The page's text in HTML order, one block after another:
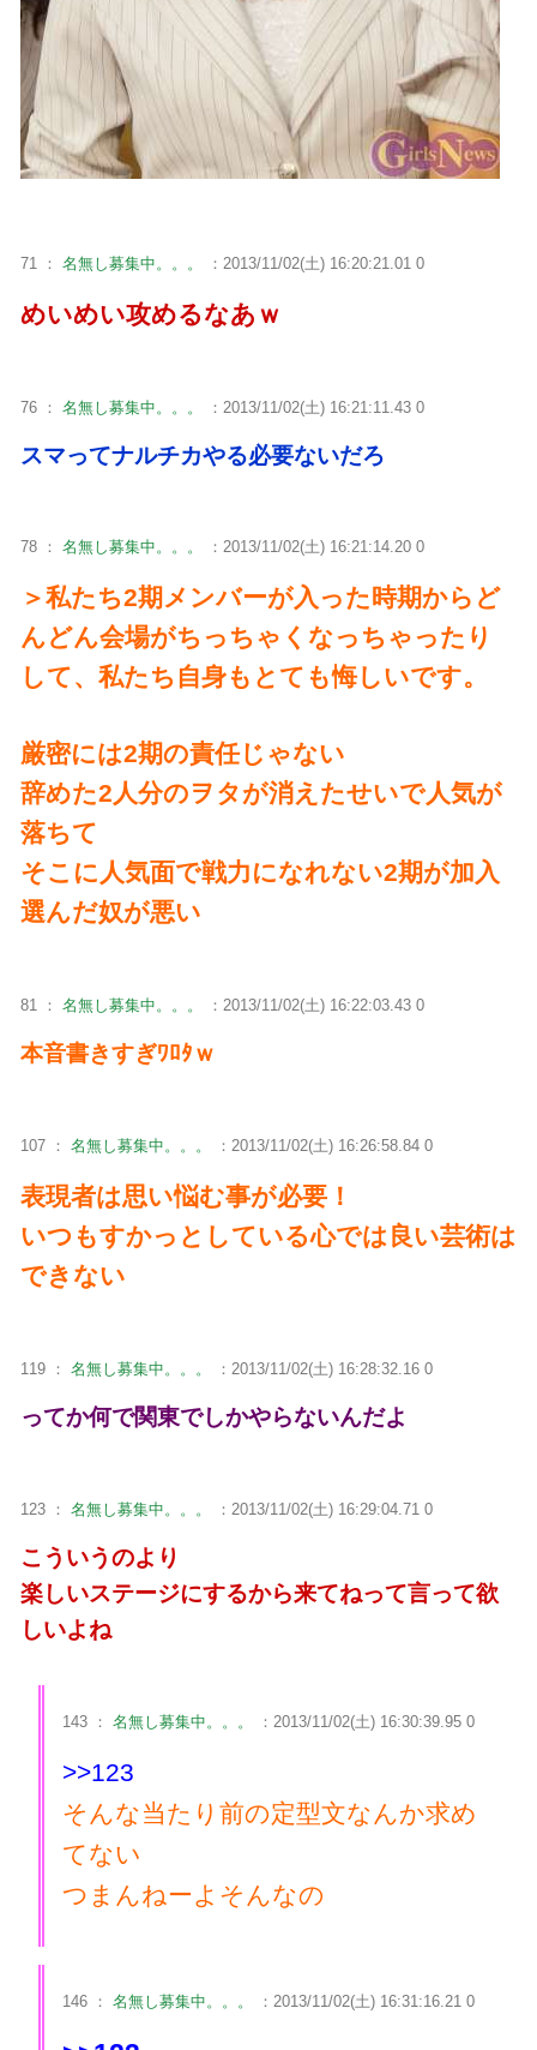
71 ： 名無し募集中。。。 ：2013/11/02(土) 16:20:21.01 0
めいめい攻めるなあｗ
76 ： 名無し募集中。。。 ：2013/11/02(土) 16:21:11.43 0
スマってナルチカやる必要ないだろ
78 ： 名無し募集中。。。 ：2013/11/02(土) 16:21:14.20 0
＞私たち2期メンバーが入った時期からど
んどん会場がちっちゃくなっちゃったり
して、私たち自身もとても悔しいです。
厳密には2期の責任じゃない
辞めた2人分のヲタが消えたせいで人気が
落ちて
そこに人気面で戦力になれない2期が加入
選んだ奴が悪い
81 ： 名無し募集中。。。 ：2013/11/02(土) 16:22:03.43 0
本音書きすぎﾜﾛﾀｗ
107 ： 名無し募集中。。。 ：2013/11/02(土) 16:26:58.84 0
表現者は思い悩む事が必要！
いつもすかっとしている心では良い芸術は
できない
119 ： 名無し募集中。。。 ：2013/11/02(土) 16:28:32.16 0
ってか何で関東でしかやらないんだよ
123 ： 名無し募集中。。。 ：2013/11/02(土) 16:29:04.71 0
こういうのより
楽しいステージにするから来てねって言って欲
しいよね
143 ： 名無し募集中。。。 ：2013/11/02(土) 16:30:39.95 0
>>123
そんな当たり前の定型文なんか求め
てない
つまんねーよそんなの
146 ： 名無し募集中。。。 ：2013/11/02(土) 16:31:16.21 0